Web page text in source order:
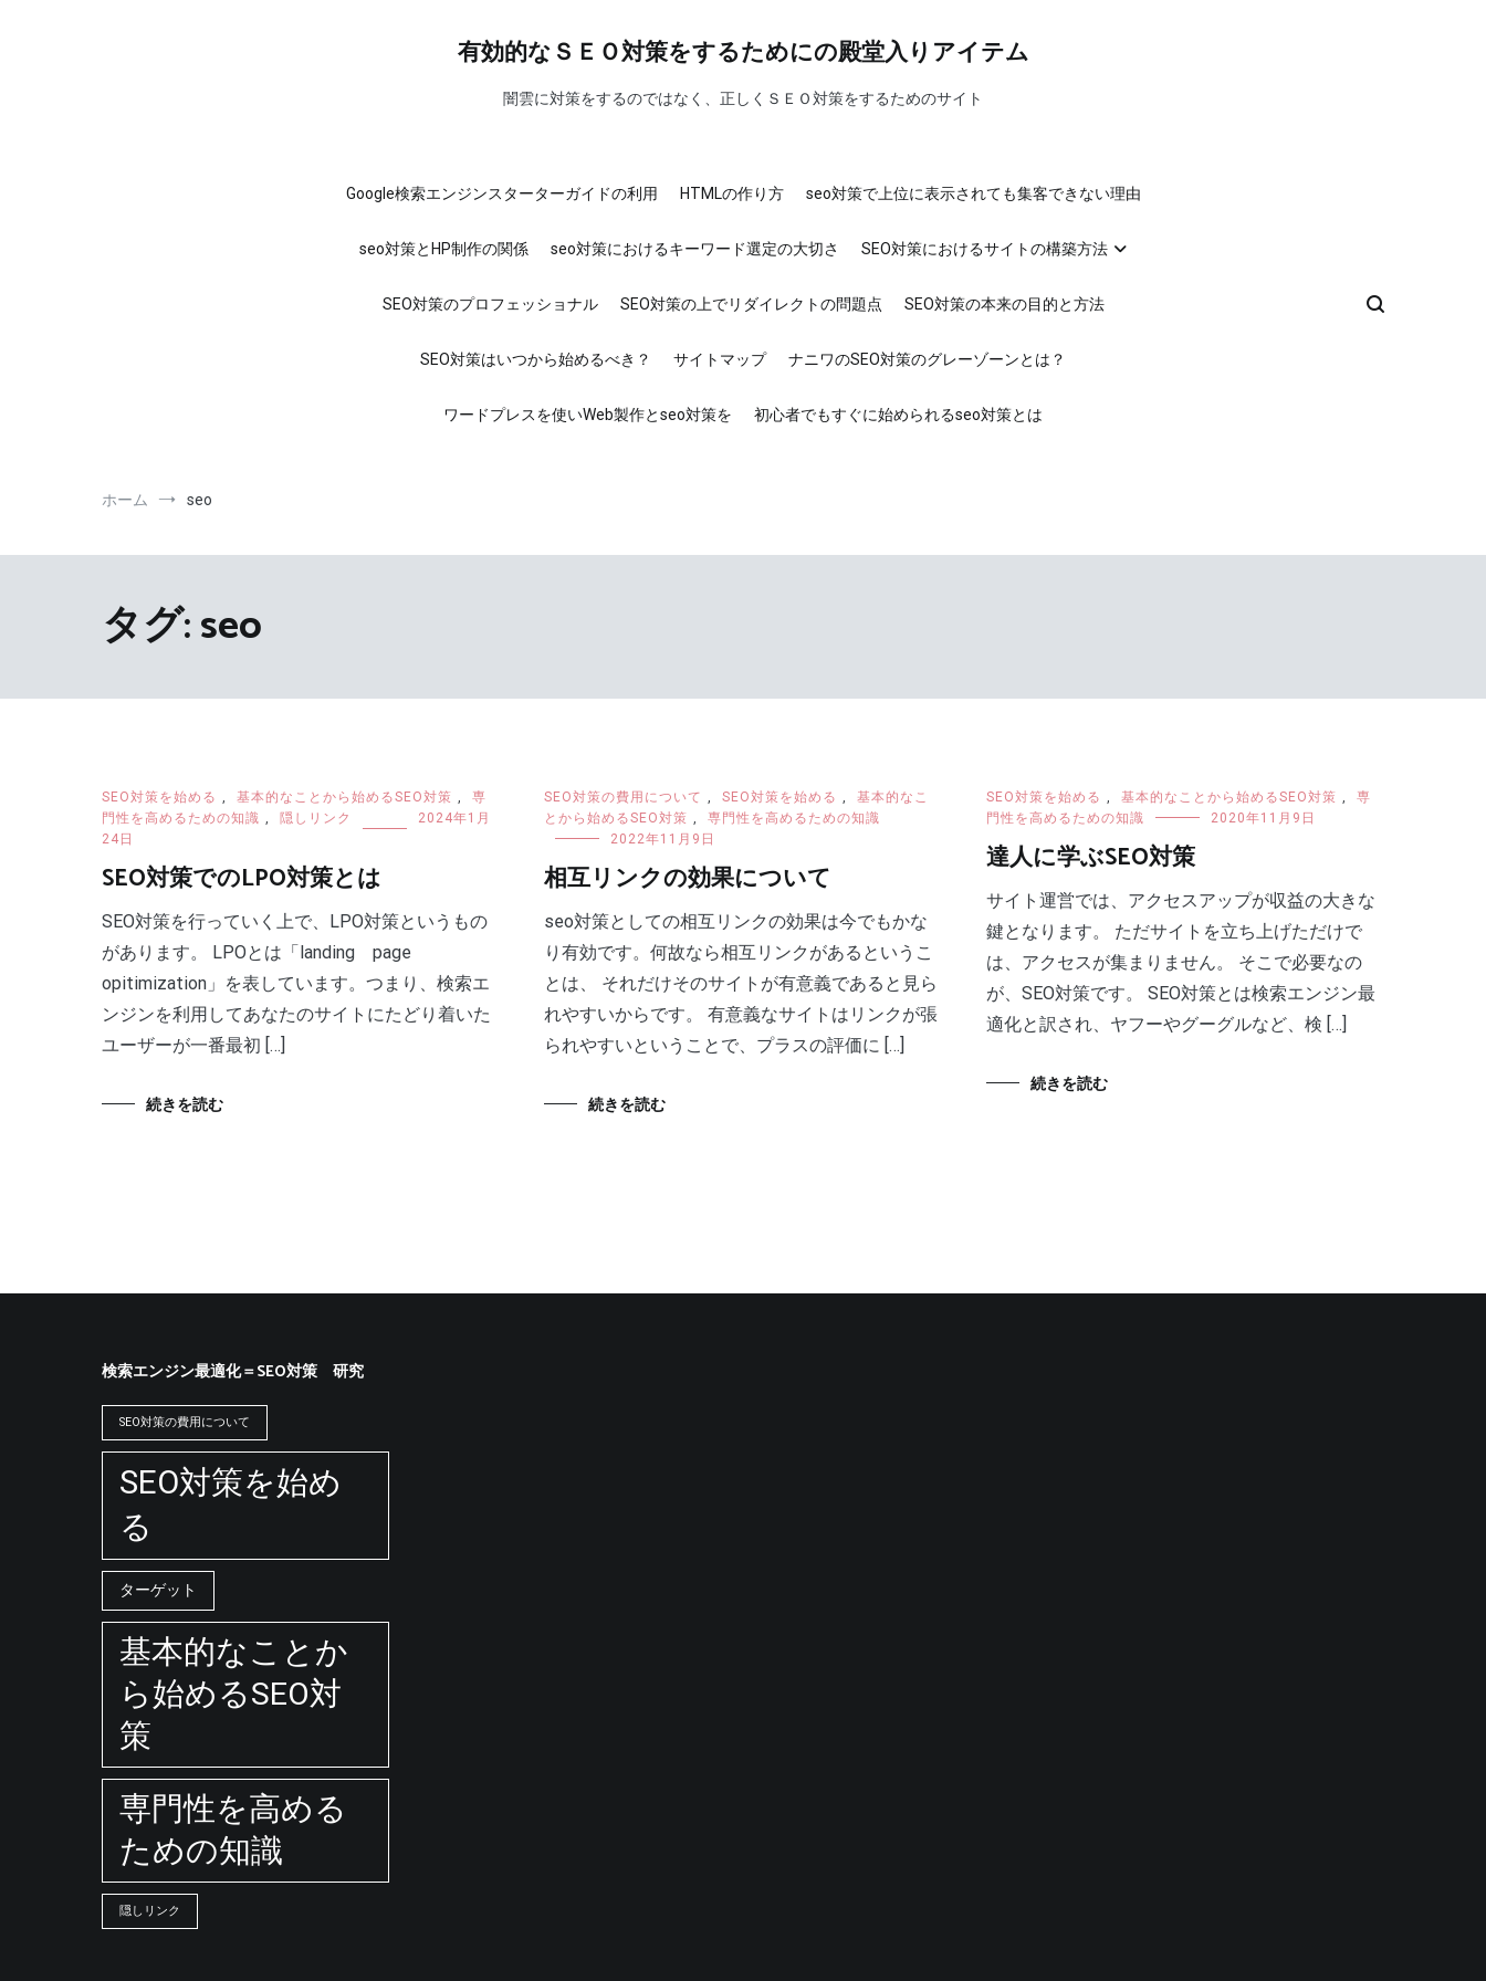
有効的なＳＥＯ対策をするためにの殿堂入りアイテム
闇雲に対策をするのではなく、正しくＳＥＯ対策をするためのサイト
Google検索エンジンスターターガイドの利用 HTMLの作り方 seo対策で上位に表示されても集客できない理由
seo対策とHP制作の関係 seo対策におけるキーワード選定の大切さ SEO対策におけるサイトの構築方法
SEO対策のプロフェッショナル SEO対策の上でリダイレクトの問題点 SEO対策の本来の目的と方法
SEO対策はいつから始めるべき？ サイトマップ ナニワのSEO対策のグレーゾーンとは？
ワードプレスを使いWeb製作とseo対策を 初心者でもすぐに始められるseo対策とは
ホーム seo
タグ:seo
SEO対策を始める , 基本的なことから始めるSEO対策 ,
専
門性を高めるための知識 , 隠しリンク
2024年1月
24日
SEO対策でのLPO対策とは
SEO対策を行っていく上で、LPO対策というもの
があります。 LPOとは「landing page
opitimization」を表しています。つまり、検索エ
ンジンを利用してあなたのサイトにたどり着いた
ユーザーが一番最初 […]
続きを読む
SEO対策の費用について , SEO対策を始める ,
基本的なこ
とから始めるSEO対策 ,
専門性を高めるための知識
2022年11月9日
相互リンクの効果について
seo対策としての相互リンクの効果は今でもかな
り有効です。何故なら相互リンクがあるというこ
とは、 それだけそのサイトが有意義であると見ら
れやすいからです。 有意義なサイトはリンクが張
られやすいということで、プラスの評価に […]
続きを読む
SEO対策を始める , 基本的なことから始めるSEO対策 ,
専
門性を高めるための知識
2020年11月9日
達人に学ぶSEO対策
サイト運営では、アクセスアップが収益の大きな
鍵となります。 ただサイトを立ち上げただけで
は、アクセスが集まりません。 そこで必要なの
が、SEO対策です。 SEO対策とは検索エンジン最
適化と訳され、ヤフーやグーグルなど、検 […]
続きを読む
検索エンジン最適化＝SEO対策 研究
SEO対策の費用について
SEO対策を始め
る
ターゲット
基本的なことか
ら始めるSEO対
策
専門性を高める
ための知識
隠しリンク